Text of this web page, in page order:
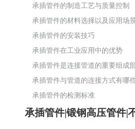
承插管件的制造工艺与质量控制
承插管件的材料选择以及应用场
承插管件的安装技巧
承插管件在工业应用中的优势
承插管件是连接管道的重要组成
承插管件的检测标准
承插管件|锻钢高压管件|